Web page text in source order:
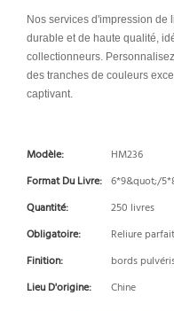
Nos services d'impression de
durable et de haute qualité,
collectionneurs.
des tranches de couleurs
captivant.
Modèle:
HM236
Format Du Livre: 6*9&quot;/
Quantité:
250 livres
Obligatoire:
Reliure
Finition:
bords
Lieu D'origine:
Chine